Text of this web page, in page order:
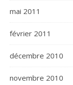
mai 2011
février 2011
décembre 2010
novembre 2010